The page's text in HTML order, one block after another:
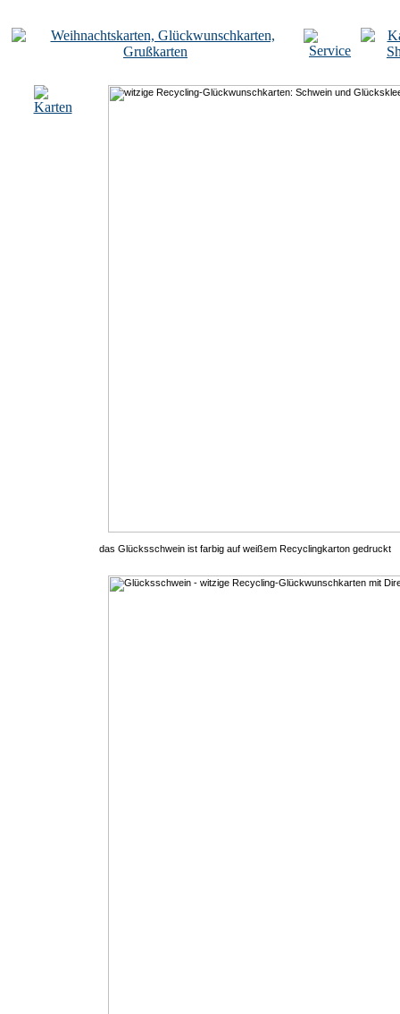
das Glücksschwein ist farbig auf weißem Recyclingkarton gedruckt